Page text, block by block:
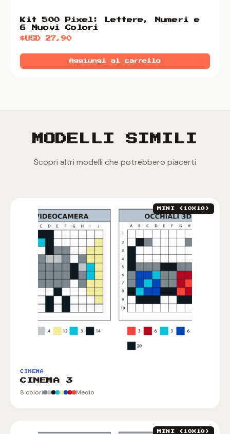
Kit 500 Pixel: Lettere, Numeri e
6 Nuovi Colori
$USD27,90
Aggiungi al carrello
MODELLI SIMILI
Scopri altri modelli che potrebbero piacerti
MINI (10X10)
CINEMA
CINEMA 3
8 colori Medio
MINI (10X10)